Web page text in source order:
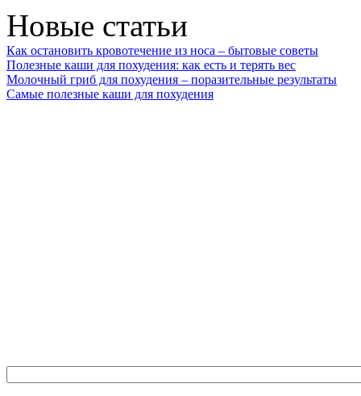
Новые статьи
Как остановить кровотечение из носа – бытовые советы
Полезные каши для похудения: как есть и терять вес
Молочный гриб для похудения – поразительные результаты
Самые полезные каши для похудения